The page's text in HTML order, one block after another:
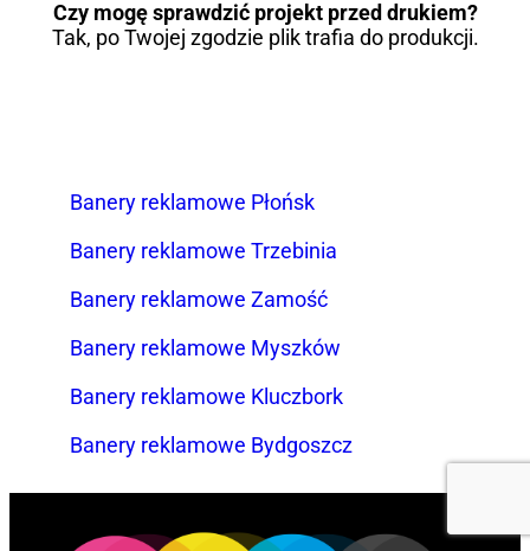
Czy mogę sprawdzić projekt przed drukiem?
Tak, po Twojej zgodzie plik trafia do produkcji.
Banery reklamowe Płońsk
Banery reklamowe Trzebinia
Banery reklamowe Zamość
Banery reklamowe Myszków
Banery reklamowe Kluczbork
Banery reklamowe Bydgoszcz